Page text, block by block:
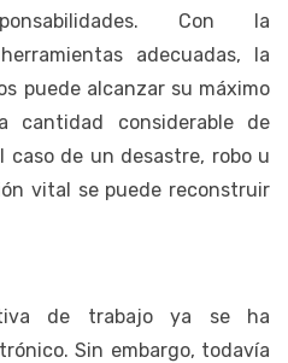
Con la
adecuadas, la
puede alcanzar su máximo
cantidad considerable de
caso de un desastre, robo u
vital se puede reconstruir
de trabajo ya se ha
Sin embargo, todavía